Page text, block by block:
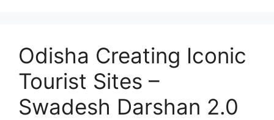
Odisha Creating Iconic
Tourist Sites –
Swadesh Darshan 2.0